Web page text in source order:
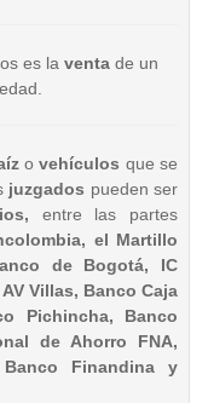
es la ventade un
o vehículos que se
juzgados pueden ser
entre las partes
el Martillo
de Bogotá, IC
Villas, Banco Caja
Pichincha, Banco
de Ahorro FNA,
Banco Finandina y